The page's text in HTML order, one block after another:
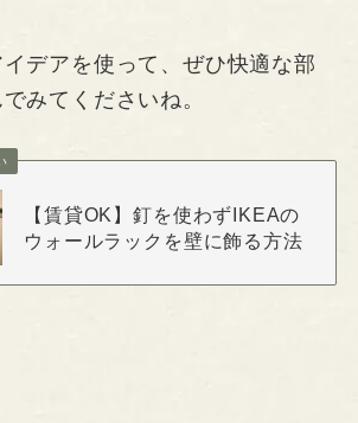
デアを使って、ぜひ快適な部
みてくださいね。
【賃貸OK】釘を使わずIKEAの
ウォールラックを壁に飾る方法